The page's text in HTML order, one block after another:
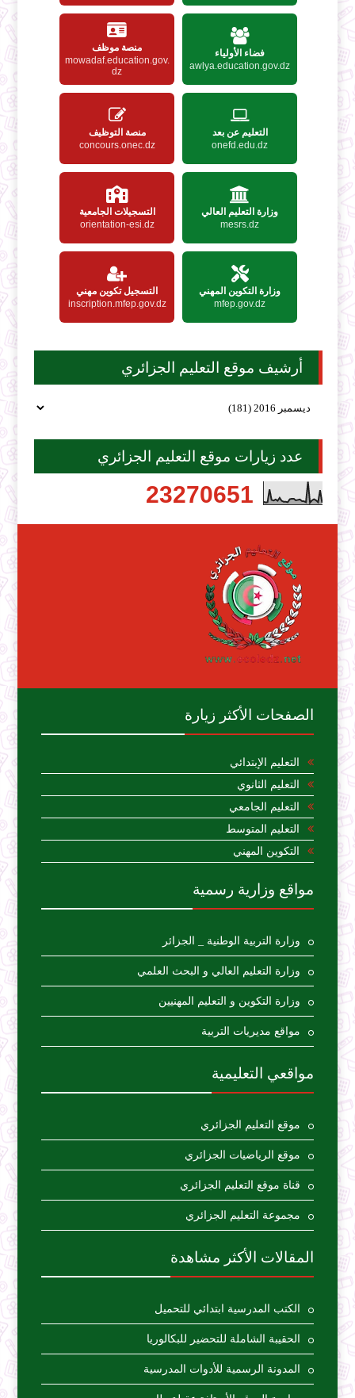
فضاء الأولياء
awlya.education.gov.dz
منصة موظف
mowadaf.education.gov.
dz
التعليم عن بعد
onefd.edu.dz
منصة التوظيف
concours.onec.dz
وزارة التعليم العالي
mesrs.dz
التسجيلات الجامعية
orientation-esi.dz
وزارة التكوين المهني
mfep.gov.dz
التسجيل تكوين مهني
inscription.mfep.gov.dz
أرشيف موقع التعليم الجزائري
عدد زيارات موقع التعليم الجزائري
23270651
الصفحات الأكثر زيارة
التعليم الإبتدائي
التعليم الثانوي
التعليم الجامعي
التعليم المتوسط
التكوين المهني
مواقع وزارية رسمية
وزارة التربية الوطنية _ الجزائر
وزارة التعليم العالي و البحث العلمي
وزارة التكوين و التعليم المهنيين
مواقع مديريات التربية
مواقعي التعليمية
موقع التعليم الجزائري
موقع الرياضيات الجزائري
قناة موقع التعليم الجزائري
مجموعة التعليم الجزائري
المقالات الأكثر مشاهدة
الكتب المدرسية ابتدائي للتحميل
الحقيبة الشاملة للتحضير للبكالوريا
المدونة الرسمية للأدوات المدرسية